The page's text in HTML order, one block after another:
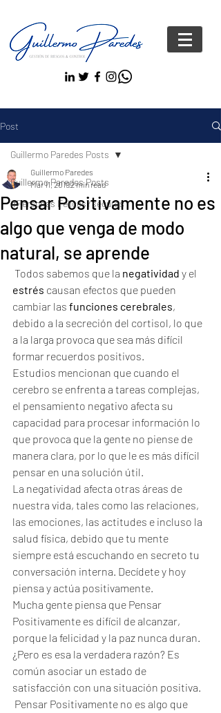
Post
Guillermo Paredes Posts
#Personas FelicesYseguras
Guillermo Paredes Posts
Pensar Positivamente no es
algo que venga de modo
natural, se aprende
Guillermo Paredes
Mar 11, 20192 min read
Todos sabemos que la negatividad y el
estrés causan efectos que pueden
cambiar las funciones cerebrales,
debido a la secreción del cortisol, lo que
a la larga provoca que sea más difícil
formar recuerdos positivos.
Estudios mencionan que cuando el
cerebro se enfrenta a tareas complejas,
el pensamiento negativo afecta su
capacidad para procesar información lo
que provoca que la gente no piense de
manera clara, por lo que le es más difícil
pensar en una solución útil.
La negatividad afecta otras áreas de
nuestra vida, tales como las relaciones,
las emociones, las actitudes e incluso la
salud física, debido que tu mente
siempre está escuchando en secreto tu
conversación interna. Decídete y hoy
piensa y actúa positivamente.
Mucha gente piensa que Pensar
Positivamente es difícil de alcanzar,
porque la felicidad y la paz nunca duran.
¿Pero es esa la verdadera razón? Es
común asociar un estado de
satisfacción con una situación positiva.